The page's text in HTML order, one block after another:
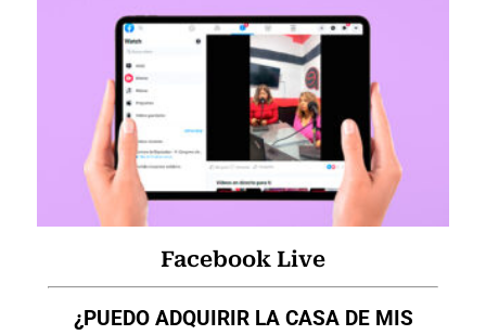
Facebook Live
¿PUEDO ADQUIRIR LA CASA DE MIS